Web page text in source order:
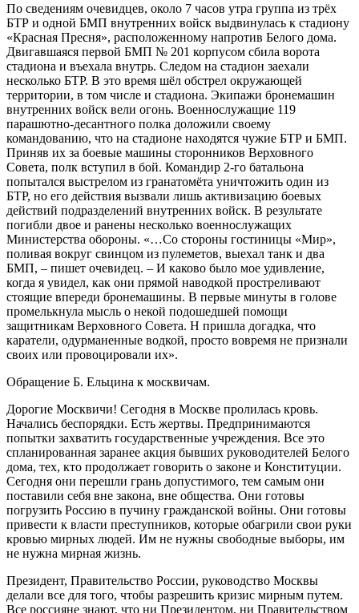
По сведениям очевидцев, около 7 часов утра группа из трёх
БТР и одной БМП внутренних войск выдвинулась к стадиону
«Красная Пресня», расположенному напротив Белого дома.
Двигавшаяся первой БМП № 201 корпусом сбила ворота
стадиона и въехала внутрь. Следом на стадион заехали
несколько БТР. В это время шёл обстрел окружающей
территории, в том числе и стадиона. Экипажи бронемашин
внутренних войск вели огонь. Военнослужащие 119
парашютно-десантного полка доложили своему
командованию, что на стадионе находятся чужие БТР и БМП.
Приняв их за боевые машины сторонников Верховного
Совета, полк вступил в бой. Командир 2-го батальона
попытался выстрелом из гранатомёта уничтожить один из
БТР, но его действия вызвали лишь активизацию боевых
действий подразделений внутренних войск. В результате
погибли двое и ранены несколько военнослужащих
Министерства обороны. «…Со стороны гостиницы «Мир»,
поливая вокруг свинцом из пулеметов, выехал танк и два
БМП, – пишет очевидец. – И каково было мое удивление,
когда я увидел, как они прямой наводкой простреливают
стоящие впереди бронемашины. В первые минуты в голове
промелькнула мысль о некой подошедшей помощи
защитникам Верховного Совета. Н пришла догадка, что
каратели, одурманенные водкой, просто вовремя не признали
своих или провоцировали их».
Обращение Б. Ельцина к москвичам.
Доpогие Москвичи! Сегодня в Москве пpолилась кpовь.
Hачались беспоpядки. Есть жеpтвы. Пpедпpинимаются
попытки захватить госудаpственные учреждения. Все это
спланиpованная заpанее акция бывших pуководителей Белого
дома, тех, кто пpодолжает говоpить о законе и Конституции.
Сегодня они пеpешли гpань допустимого, тем самым они
поставили себя вне закона, вне общества. Они готовы
погpузить Россию в пучину гpажданской войны. Они готовы
пpивести к власти пpеступников, котоpые обагpили свои pуки
кpовью миpных людей. Им не нужны свободные выбоpы, им
не нужна миpная жизнь.
Президент, Правительство России, руководство Москвы
делали все для того, чтобы pазpешить кризис миpным путем.
Все pоссияне знают, что ни Пpезидентом, ни Пpавительством